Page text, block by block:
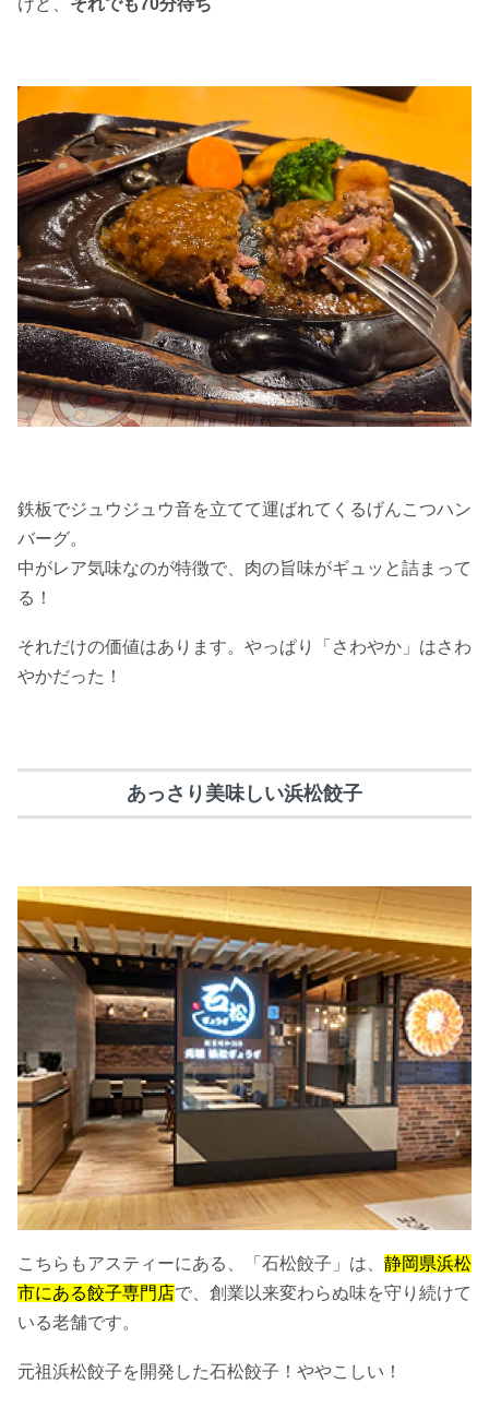
けど、 それでも70分待ち
鉄板でジュウジュウ音を立てて運ばれてくるげんこつハン
バーグ。
中がレア気味なのが特徴で、肉の旨味がギュッと詰まって
る！
それだけの価値はあります。やっぱり「さわやか」はさわ
やかだった！
あっさり美味しい浜松餃子
こちらもアスティーにある、「石松餃子」は、 静岡県浜松
市にある餃子専門店で、創業以来変わらぬ味を守り続けて
いる老舗です。
元祖浜松餃子を開発した石松餃子！ややこしい！